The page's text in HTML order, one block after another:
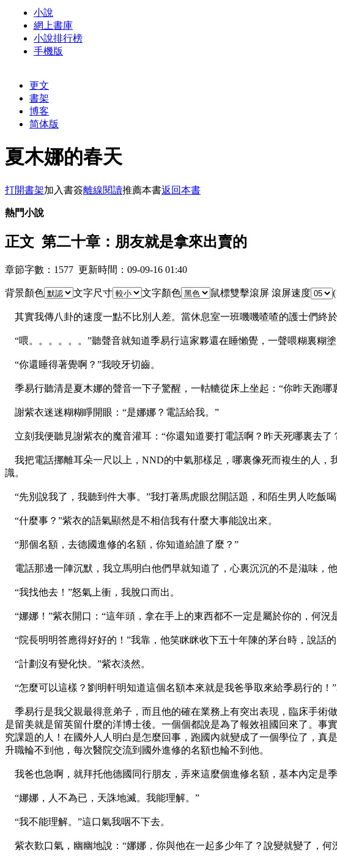
小說
網上書庫
小說排行榜
手機版
更文
書架
博客
简体版
夏木娜的春天
打開書架加入書簽離線閱讀推薦本書返回本書
熱門小說
正文 第二十章：朋友就是拿來出賣的
章節字數：1577 更新時間：09-09-16 01:40
背景顏色 文字尺寸 文字顏色 鼠標雙擊滾屏 滾屏速度
其實我傳八卦的速度一點不比別人差。當休息室一班嘰嘰喳喳的護士們終
“喂。。。。。。”聽聲音就知道季易行這家夥還在睡懶覺，一聲喂糊裏糊塗
“你還睡得著覺啊？”我咬牙切齒。
季易行聽清是夏木娜的聲音一下子驚醒，一軲轆從床上坐起：“你昨天跑哪
謝紫衣迷迷糊糊睜開眼：“是娜娜？電話給我。”
立刻我便聽見謝紫衣的魔音灌耳：“你還知道要打電話啊？昨天死哪裏去
我把電話挪離耳朵一尺以上，NND的中氣那樣足，哪裏像死而複生的人，
識。
“先別說我了，我聽到件大事。”我打著馬虎眼岔開話題，和陌生男人吃飯
“什麼事？”紫衣的語氣顯然是不相信我有什麼大事能說出來。
“那個名額，去德國進修的名額，你知道給誰了麼？”
電話那邊一陣沉默，我立馬明白他們早就知道了，心裏沉沉的不是滋味，他
“我找他去！”怒氣上衝，我脫口而出。
“娜娜！”紫衣開口：“這年頭，拿在手上的東西都不一定是屬於你的，何況
“院長明明答應得好好的！”我靠，他笑眯眯收下五十年陳的茅台時，說話的
“計劃沒有變化快。”紫衣淡然。
“怎麼可以這樣？劉明軒明知道這個名額本來就是我爸爭取來給季易行的！
季易行是我父親最得意弟子，而且他的確在業務上有突出表現，臨床手術
是留美就是留英留什麼的洋博士後。一個個都說是為了報效祖國回來了。
究課題的人！在國外人人明白是怎麼回事，跑國內就變成了一個學位了，
升職輪不到他，每次醫院交流到國外進修的名額也輪不到他。
我爸也急啊，就拜托他德國同行朋友，弄來這麼個進修名額，基本內定是
“娜娜，人不為已，天誅地滅。我能理解。”
“我不能理解。”這口氣我咽不下去。
紫衣歎口氣，幽幽地說：“娜娜，你與他在一起多少年了？說變就變了，